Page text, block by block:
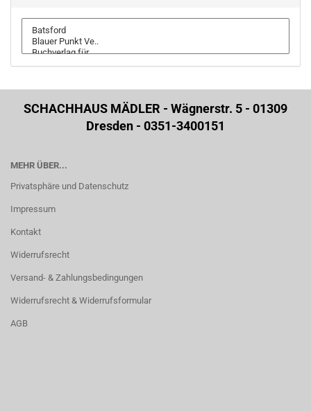
SCHACHHAUS MÄDLER - Wägnerstr. 5 - 01309
Dresden - 0351-3400151
MEHR ÜBER...
Privatsphäre und Datenschutz
Impressum
Kontakt
Widerrufsrecht
Versand- & Zahlungsbedingungen
Widerrufsrecht & Widerrufsformular
AGB